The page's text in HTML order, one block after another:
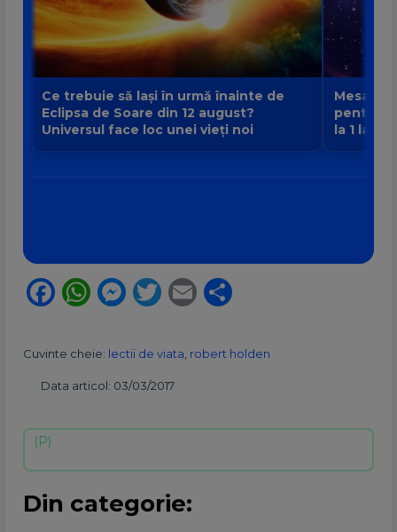
Ce trebuie să lași în urmă înainte de
Eclipsa de Soare din 12 august?
Universul face loc unei vieți noi
Mesajul
pentru
la 1 la 9
Facebook
WhatsApp
Messenger
Twitter
Email
Cuvinte cheie: lectii de viata robert holden
Data articol: 03/03/2017
Din categorie: